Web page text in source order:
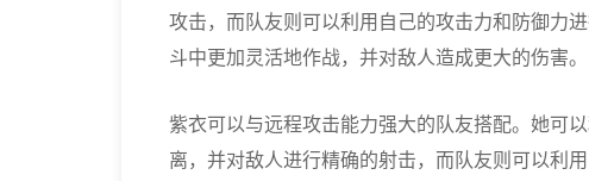
攻击，而队友则可以利用自己的攻击力和防御力
斗中更加灵活地作战，并对敌人造成更大的伤害。
紫衣可以与远程攻击能力强大的队友搭配。她可
离，并对敌人进行精确的射击，而队友则可以利